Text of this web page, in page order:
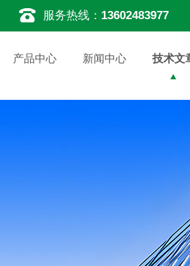
服务热线： 13602483977
产品中心 新闻中心 技术文